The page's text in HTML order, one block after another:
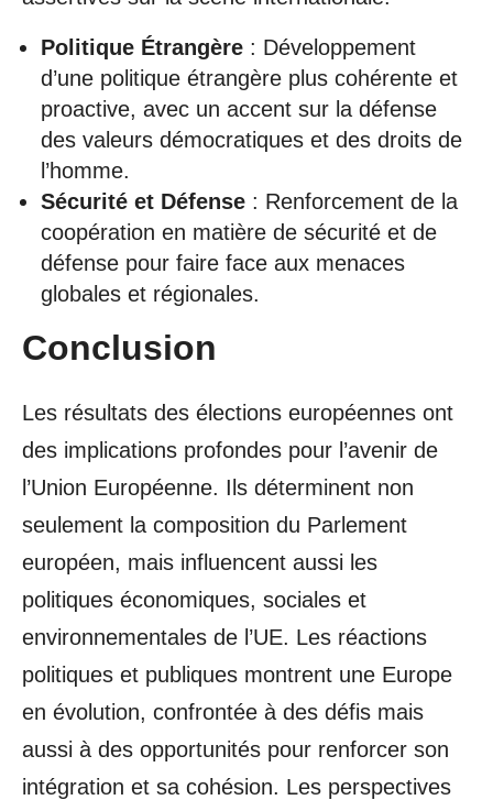
Politique Étrangère : Développement
d’une politique étrangère plus cohérente et
proactive, avec un accent sur la défense
des valeurs démocratiques et des droits de
l’homme.
Sécurité et Défense : Renforcement de la
coopération en matière de sécurité et de
défense pour faire face aux menaces
globales et régionales.
Conclusion
Les résultats des élections européennes ont
des implications profondes pour l’avenir de
l’Union Européenne. Ils déterminent non
seulement la composition du Parlement
européen, mais influencent aussi les
politiques économiques, sociales et
environnementales de l’UE. Les réactions
politiques et publiques montrent une Europe
en évolution, confrontée à des défis mais
aussi à des opportunités pour renforcer son
intégration et sa cohésion. Les perspectives